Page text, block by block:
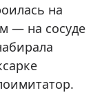
на
— на сосуде